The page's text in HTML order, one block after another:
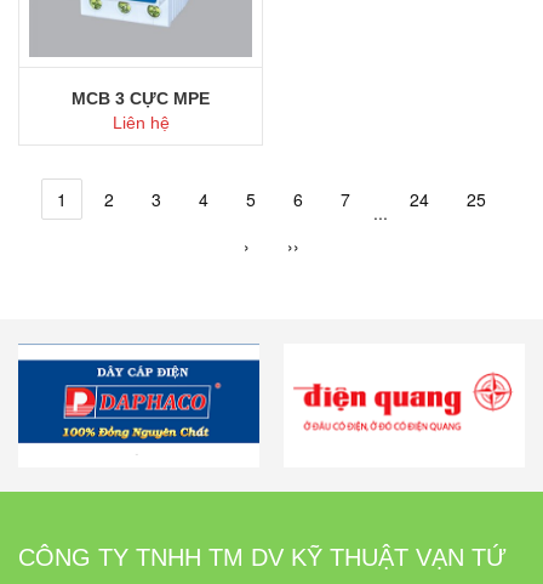
MCB 3 CỰC MPE
Liên hệ
1 2 3 4 5 6 7
...
24
25
›
››
CÔNG TY TNHH TM DV KỸ THUẬT VẠN TỨ